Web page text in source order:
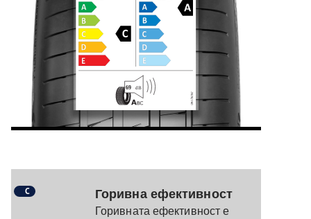
C Горивна ефективност
Горивната ефективност е